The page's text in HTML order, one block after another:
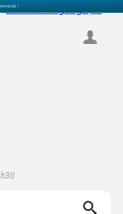
Select Language